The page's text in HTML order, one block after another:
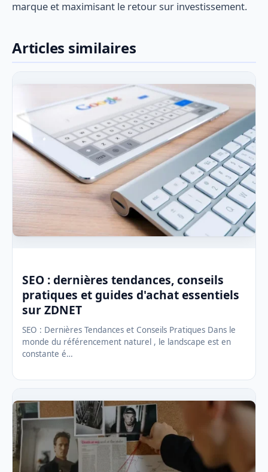
marque et maximisant le retour sur investissement.
Articles similaires
SEO : dernières tendances, conseils
pratiques et guides d'achat essentiels
sur ZDNET
SEO : Dernières Tendances et Conseils Pratiques Dans le
monde du référencement naturel , le landscape est en
constante é…